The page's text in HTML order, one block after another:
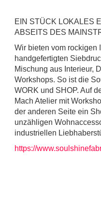
EIN STÜCK LOKALES
ABSEITS DES
Wir bieten vom rockigen
handgefertigten
Mischung aus Interieur,
Workshops. So ist die
WORK und SHOP. Auf
Mach Atelier mit
der anderen Seite ein
unzähligen
industriellen
https://